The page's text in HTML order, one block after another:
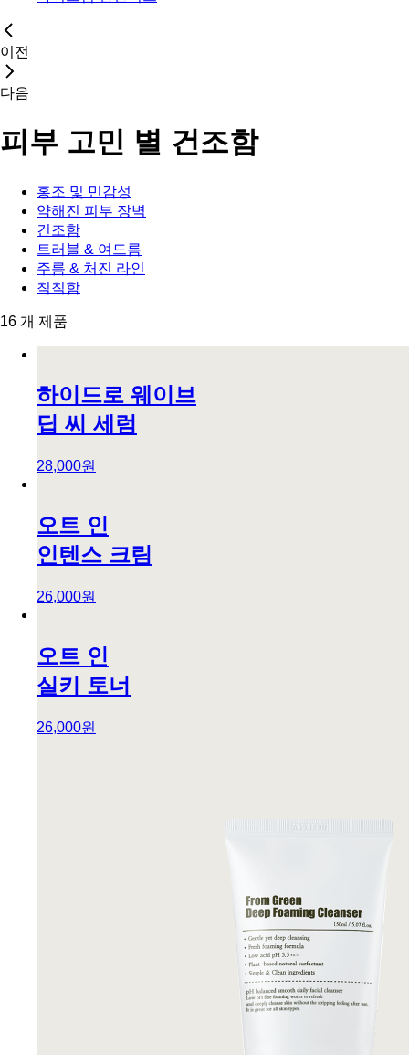
이전
다음
피부 고민 별 건조함
홍조 및 민감성
약해진 피부 장벽
건조함
트러블 & 여드름
주름 & 처진 라인
칙칙함
16 개 제품
하이드로 웨이브
딥 씨 세럼
28,000원
오트 인
인텐스 크림
26,000원
오트 인
실키 토너
26,000원